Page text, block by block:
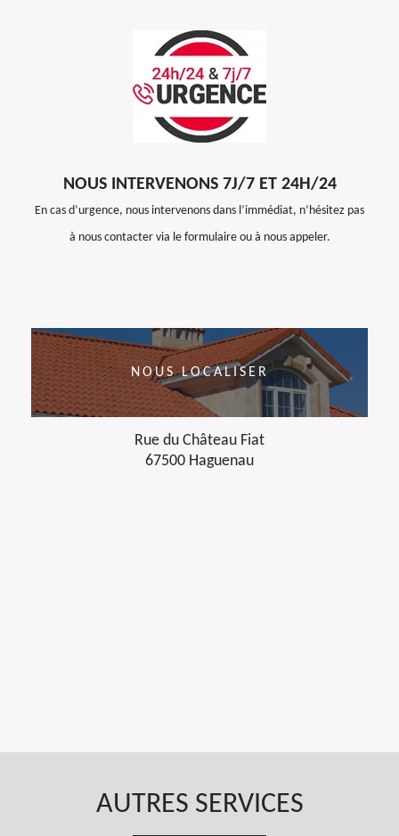
NOUS INTERVENONS 7J/7 ET 24H/24
En cas d’urgence, nous intervenons dans l’immédiat, n’hésitez pas
à nous contacter via le formulaire ou à nous appeler.
NOUS LOCALISER
Rue du Château Fiat
67500 Haguenau
AUTRES SERVICES